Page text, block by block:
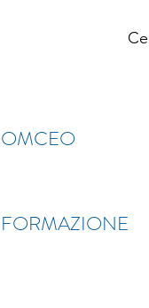
OMCEO
FORMAZIONE